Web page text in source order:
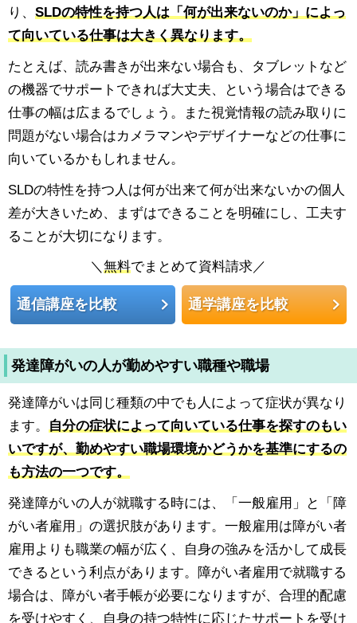
り、 SLDの特性を持つ人は「何が出来ないのか」によっ
て向いている仕事は大きく異なります。
たとえば、読み書きが出来ない場合も、タブレットなど
の機器でサポートできれば大丈夫、という場合はできる
仕事の幅は広まるでしょう。また視覚情報の読み取りに
問題がない場合はカメラマンやデザイナーなどの仕事に
向いているかもしれません。
SLDの特性を持つ人は何が出来て何が出来ないかの個人
差が大きいため、まずはできることを明確にし、工夫す
ることが大切になります。
＼無料でまとめて資料請求／
通信講座を比較 通学講座を比較
発達障がいの人が勤めやすい職種や職場
発達障がいは同じ種類の中でも人によって症状が異なり
ます。
自分の症状によって向いている仕事を探すのもい
いですが、勤めやすい職場環境かどうかを基準にするの
も方法の一つです。
発達障がいの人が就職する時には、「一般雇用」と「障
がい者雇用」の選択肢があります。一般雇用は障がい者
雇用よりも職業の幅が広く、自身の強みを活かして成長
できるという利点があります。障がい者雇用で就職する
場合は、障がい者手帳が必要になりますが、合理的配慮
を受けやすく、自身の持つ特性に応じたサポートを受け